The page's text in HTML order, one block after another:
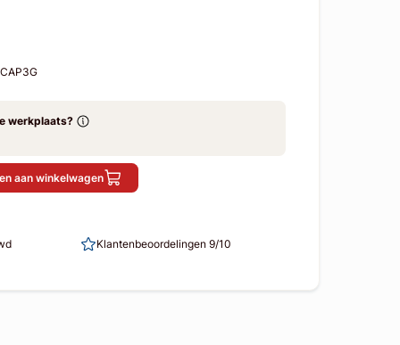
werkplaats?
aan winkelwagen
Klantenbeoordelingen 9/10